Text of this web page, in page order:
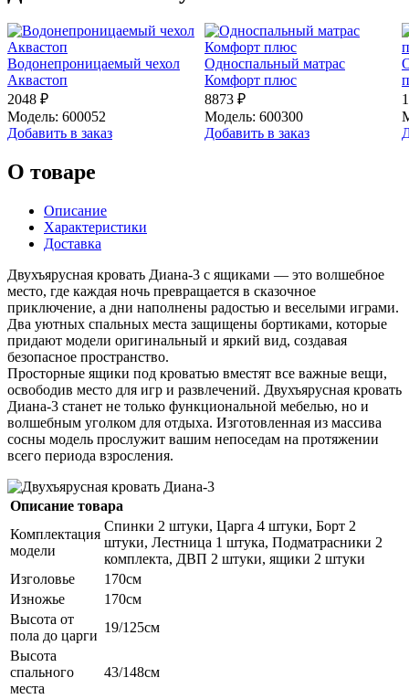
Водонепроницаемый чехол
Аквастоп
2048 ₽
Модель: 600052
Добавить в заказ
Односпальный матрас
Комфорт плюс
8873 ₽
Модель: 600300
Добавить в заказ
О товаре
Описание
Характеристики
Доставка
Двухъярусная кровать Диана-3 с ящиками — это волшебное
место, где каждая ночь превращается в сказочное
приключение, а дни наполнены радостью и веселыми играми.
Два уютных спальных места защищены бортиками, которые
придают модели оригинальный и яркий вид, создавая
безопасное пространство.
Просторные ящики под кроватью вместят все важные вещи,
освободив место для игр и развлечений. Двухъярусная кровать
Диана-3 станет не только функциональной мебелью, но и
волшебным уголком для отдыха. Изготовленная из массива
сосны модель прослужит вашим непоседам на протяжении
всего периода взросления.
Описание товара
Комплектация
модели
Спинки 2 штуки, Царга 4 штуки, Борт 2
штуки, Лестница 1 штука, Подматрасники 2
комплекта, ДВП 2 штуки, ящики 2 штуки
Изголовье
170см
Изножье
170см
Высота от
пола до царги
19/125см
Высота
спального
места
43/148см